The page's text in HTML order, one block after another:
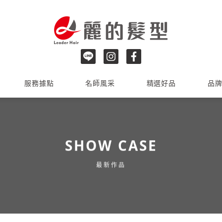
服務據點 名師風采 精選好品 品
SHOW CASE
最新作品